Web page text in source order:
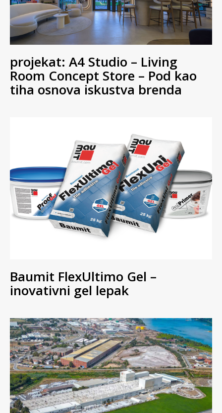
projekat: A4 Studio – Living
Room Concept Store – Pod kao
tiha osnova iskustva brenda
Baumit FlexUltimo Gel –
inovativni gel lepak